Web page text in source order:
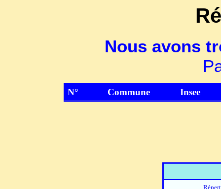
Nous avons
N° Commune Insee